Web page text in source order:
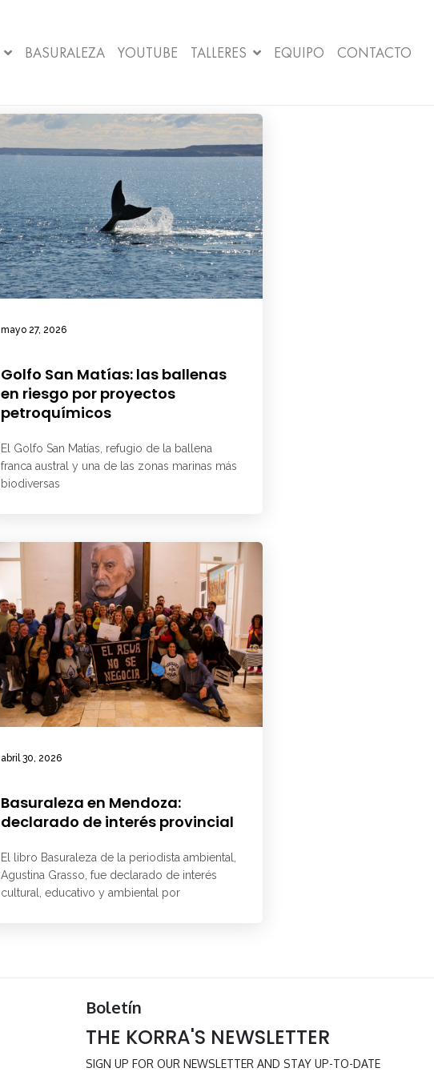
BASURALEZA YOUTUBE TALLERES EQUIPO CONTACTO
mayo 27, 2026
Golfo San Matías: las ballenas
en riesgo por proyectos
petroquímicos
El Golfo San Matías, refugio de la ballena
franca austral y una de las zonas marinas más
biodiversas
abril 30, 2026
Basuraleza en Mendoza:
declarado de interés provincial
El libro Basuraleza de la periodista ambiental,
Agustina Grasso, fue declarado de interés
cultural, educativo y ambiental por
Boletín
THE KORRA'S NEWSLETTER
SIGN UP FOR OUR NEWSLETTER AND STAY UP-TO-DATE